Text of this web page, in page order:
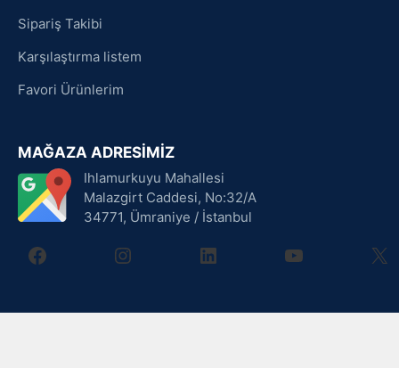
Sipariş Takibi
Karşılaştırma listem
Favori Ürünlerim
MAĞAZA ADRESİMİZ
Ihlamurkuyu Mahallesi
Malazgirt Caddesi, No:32/A
34771, Ümraniye / İstanbul
facebookinstagramlinkedin youtube X